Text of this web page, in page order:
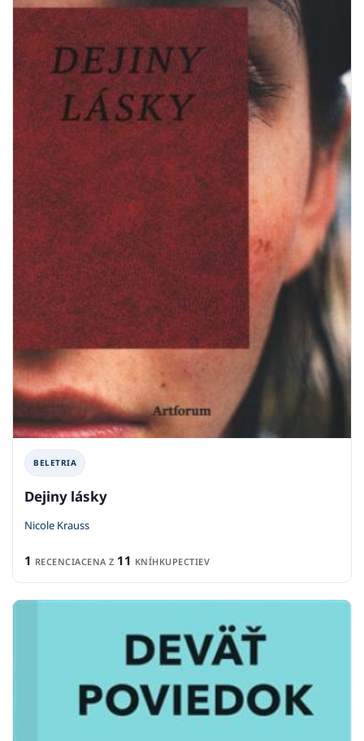
BELETRIA
Dejiny lásky
Nicole Krauss
1 RECENCIACENA Z 11 KNÍHKUPECTIEV